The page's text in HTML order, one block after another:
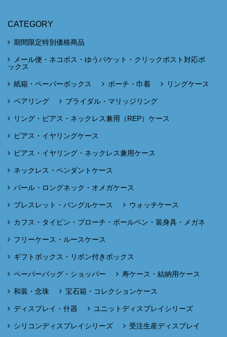
CATEGORY
期間限定特別価格商品
メール便・ネコポス・ゆうパケット・クリックポスト対応ボ
ックス
紙箱・ペーパーボックス ポーチ・巾着 リングケース
ペアリング ブライダル・マリッジリング
リング・ピアス・ネックレス兼用（REP）ケース
ピアス・イヤリングケース
ピアス・イヤリング・ネックレス兼用ケース
ネックレス・ペンダントケース
パール・ロングネック・オメガケース
ブレスレット・バングルケース ウォッチケース
カフス・タイピン・ブローチ・ボールペン・装身具・メガネ
フリーケース・ルースケース
ギフトボックス・リボン付きボックス
ペーパーバッグ・ショッパー 寿ケース・結納用ケース
和装・念珠 宝石箱・コレクションケース
ディスプレイ・什器 ユニットディスプレイシリーズ
シリコンディスプレイシリーズ 受注生産ディスプレイ